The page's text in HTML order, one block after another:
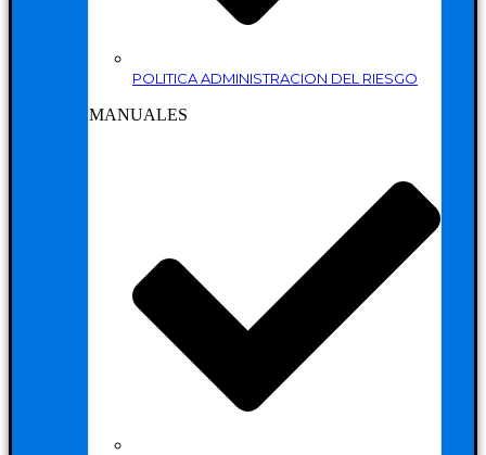
POLITICA ADMINISTRACION DEL RIESGO
MANUALES